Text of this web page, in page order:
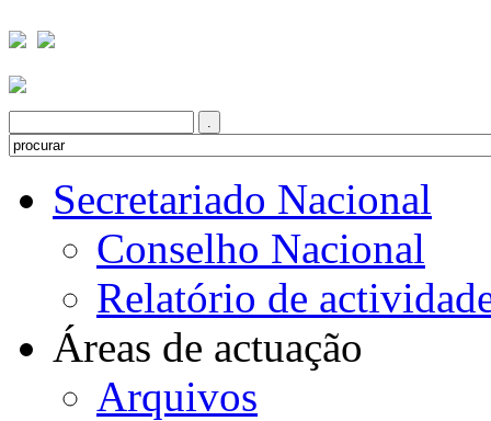
Secretariado Nacional
Conselho Nacional
Relatório de
Áreas de actuação
Arquivos